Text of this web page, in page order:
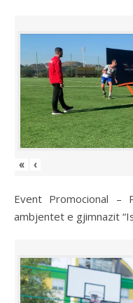
« ‹
Event Promocional –
ambjentet e gjimnazit